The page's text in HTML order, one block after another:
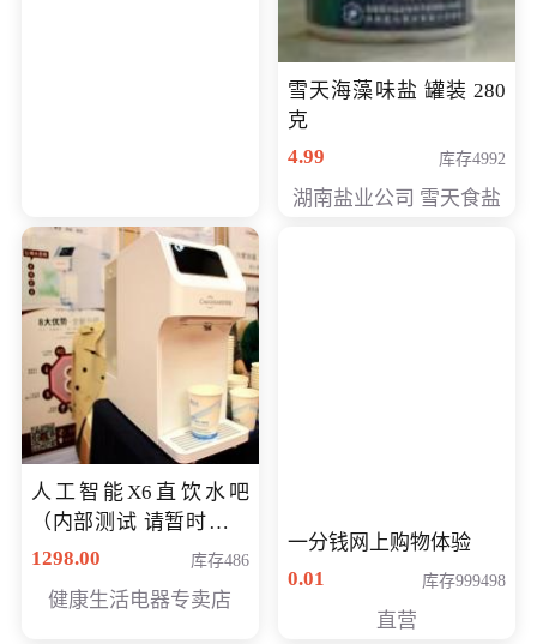
雪天海藻味盐 罐装 280
克
4.99
库存4992
湖南盐业公司 雪天食盐
人工智能X6直饮水吧
（内部测试 请暂时不要
购买）
1298.00 库存486
健康生活电器专卖店
一分钱网上购物体验
0.01
库存999498
直营